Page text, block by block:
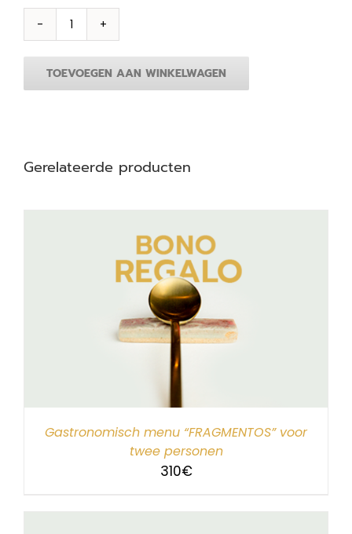
Gastronomische
ervaring
"FRAGMENTOS"
twee
TOEVOEGEN AAN WINKELWAGEN
Gerelateerde producten
Gastronomisch menu “FRAGMENTOS” voor
twee personen
310€